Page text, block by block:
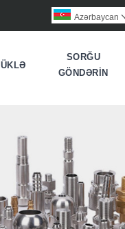
Azərbaycan
SORĞU
GÖNDƏRIN